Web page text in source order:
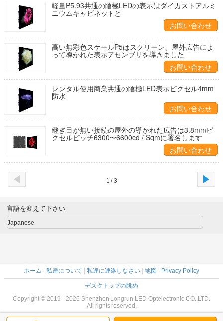
軽量P5.93共通の陰極LEDの表示はダイカストアルミ
ニウムキャビネットと
お問い合わせ
高い無彩色スケールP5はスクリーン、屋外広告によ
って導かれた表示アセンブリを導きました
お問い合わせ
レンタル使用商業共通の陰極LED表示ピクセル4mm
防水
お問い合わせ
継ぎ目が無い接続の屋外の導かれた広告は3.8mmピ
クセルピッチ6300〜6600cd / Sqmに署名します
お問い合わせ
1 / 3
言語を変えて下さい
Japanese
ホーム 私達について 私達に連絡しなさい 地図 Privacy Policy
デスクトップの眺め
Copyright © 2019 - 2026 Shenzhen Longrun LED Optelectronic CO.,LTD.
All rights reserved.